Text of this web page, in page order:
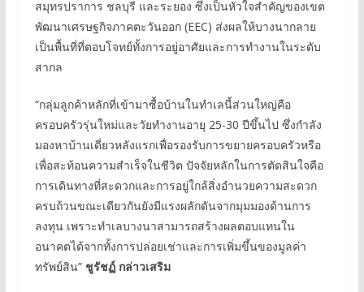
สมุทรปราการ ชลบุรี และระยอง ซึ่งเป็นหัวใจสำคัญของเขต
พัฒนาเศรษฐกิจภาคตะวันออก (EEC) ส่งผลให้บางนากลาย
เป็นพื้นที่ที่ตอบโจทย์ทั้งการอยู่อาศัยและการทำงานในระดับ
สากล
“กลุ่มลูกค้าหลักที่เข้ามาซื้อบ้านในทำเลนี้ส่วนใหญ่คือ
ครอบครัวรุ่นใหม่และวัยทำงานอายุ 25-30 ปีขึ้นไป ซึ่งกำลัง
มองหาบ้านเดี่ยวหลังแรกเพื่อรองรับการขยายครอบครัวหรือ
เพื่อสะท้อนความสำเร็จในชีวิต ปัจจัยหลักในการตัดสินใจคือ
การเดินทางที่สะดวกและการอยู่ใกล้สิ่งอำนวยความสะดวก
ครบถ้วนขณะเดียวกันยังมีแรงผลักดันจากมุมมองด้านการ
ลงทุน เพราะทำเลบางนาสามารถสร้างผลตอบแทนใน
อนาคตได้จากทั้งการปล่อยเช่าและการเพิ่มขึ้นของมูลค่า
ทรัพย์สิน” ชูรัชฏ์ กล่าวเสริม